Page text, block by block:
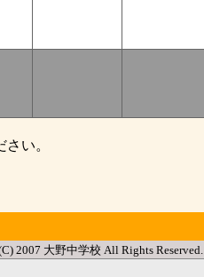
い。
2007 大野中学校 All Rights Reserved.